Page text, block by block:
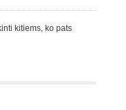
kitiems, ko pats